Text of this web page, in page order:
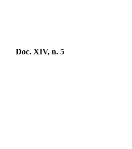
Doc. XIV, n. 5